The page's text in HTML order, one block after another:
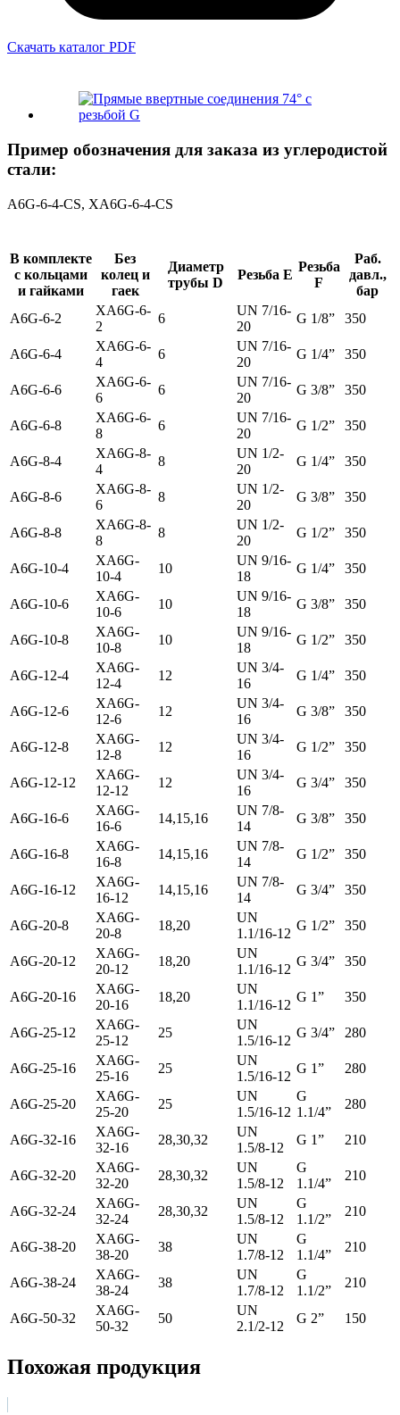
Скачать каталог PDF
Пример обозначения для заказа из углеродистой
стали:
A6G-6-4-CS, ХA6G-6-4-CS
В комплекте
с кольцами
и гайками
Без
колец и
гаек
Диаметр
трубы D
Резьба E
Резьба
F
Раб.
давл.,
бар
A6G-6-2
ХA6G-6-
2
6
UN 7/16-
20
G 1/8” 350
A6G-6-4
ХA6G-6-
4
6
UN 7/16-
20
G 1/4” 350
A6G-6-6
ХA6G-6-
6
6
UN 7/16-
20
G 3/8” 350
A6G-6-8
ХA6G-6-
8
6
UN 7/16-
20
G 1/2” 350
A6G-8-4
ХA6G-8-
4
8
UN 1/2-
20
G 1/4” 350
A6G-8-6
ХA6G-8-
6
8
UN 1/2-
20
G 3/8” 350
A6G-8-8
ХA6G-8-
8
8
UN 1/2-
20
G 1/2” 350
A6G-10-4
ХA6G-
10-4
10
UN 9/16-
18
G 1/4” 350
A6G-10-6
ХA6G-
10-6
10
UN 9/16-
18
G 3/8” 350
A6G-10-8
ХA6G-
10-8
10
UN 9/16-
18
G 1/2” 350
A6G-12-4
ХA6G-
12-4
12
UN 3/4-
16
G 1/4” 350
A6G-12-6
ХA6G-
12-6
12
UN 3/4-
16
G 3/8” 350
A6G-12-8
ХA6G-
12-8
12
UN 3/4-
16
G 1/2” 350
A6G-12-12
ХA6G-
12-12
12
UN 3/4-
16
G 3/4” 350
A6G-16-6
ХA6G-
16-6
14,15,16
UN 7/8-
14
G 3/8” 350
A6G-16-8
ХA6G-
16-8
14,15,16
UN 7/8-
14
G 1/2” 350
A6G-16-12
ХA6G-
16-12
14,15,16
UN 7/8-
14
G 3/4” 350
A6G-20-8
ХA6G-
20-8
18,20
UN
1.1/16-12
G 1/2” 350
A6G-20-12
ХA6G-
20-12
18,20
UN
1.1/16-12
G 3/4” 350
A6G-20-16
ХA6G-
20-16
18,20
UN
1.1/16-12
G 1” 350
A6G-25-12
ХA6G-
25-12
25
UN
1.5/16-12
G 3/4” 280
A6G-25-16
ХA6G-
25-16
25
UN
1.5/16-12
G 1” 280
A6G-25-20
ХA6G-
25-20
25
UN
1.5/16-12
G
1.1/4”
280
A6G-32-16
ХA6G-
32-16
28,30,32
UN
1.5/8-12
G 1” 210
A6G-32-20
ХA6G-
32-20
28,30,32
UN
1.5/8-12
G
1.1/4”
210
A6G-32-24
ХA6G-
32-24
28,30,32
UN
1.5/8-12
G
1.1/2”
210
A6G-38-20
ХA6G-
38-20
38
UN
1.7/8-12
G
1.1/4”
210
A6G-38-24
ХA6G-
38-24
38
UN
1.7/8-12
G
1.1/2”
210
A6G-50-32
ХA6G-
50-32
50
UN
2.1/2-12
G 2” 150
Похожая продукция